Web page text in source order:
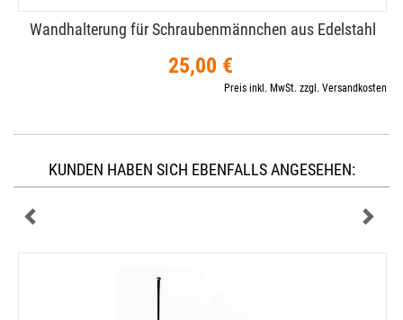
Wandhalterung für Schraubenmännchen aus Edelstahl
25,00 €
Preis inkl. MwSt. zzgl. Versandkosten
KUNDEN HABEN SICH EBENFALLS ANGESEHEN: